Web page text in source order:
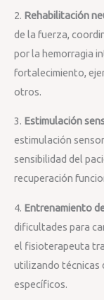
2. Rehabilitación
de la fuerza,
por la hemorragia
fortalecimiento,
otros.
3. Estimulación
estimulación
sensibilidad del
recuperación
4. Entrenamiento
dificultades para
el fisioterapeuta
utilizando técnicas
específicos.